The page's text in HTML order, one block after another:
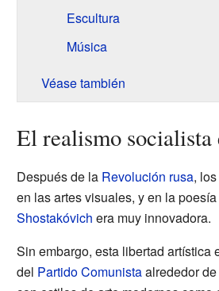
Escultura
Música
Véase también
El realismo
Después de la Revolución rusa,
en las artes visuales, y en la
Shostakóvich era muy innovadora.
Sin embargo, esta libertad artística
del Partido Comunistaalrededor de